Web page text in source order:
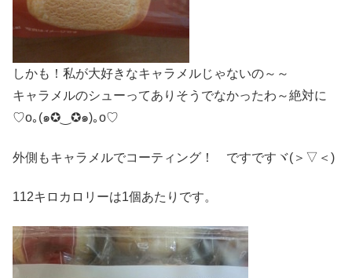
しかも！私が大好きなキャラメルじゃないの～～
キャラメルのシューってありそうでなかったわ～絶対に
♡o｡(๑✪‿✪๑)｡o♡
外側もキャラメルでコーティング！ ですですヾ(＞▽＜)
112キロカロリーは1個あたりです。